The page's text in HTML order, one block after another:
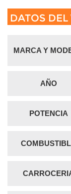
DATOS
MARCA Y
AÑO
POTENCIA